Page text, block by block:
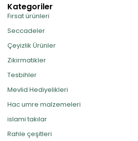
Kategoriler
Fırsat ürünleri
Seccadeler
Çeyizlik Ürünler
Zikirmatikler
Tesbihler
Mevlid Hediyelikleri
Hac umre malzemeleri
islami takılar
Rahle çeşitleri